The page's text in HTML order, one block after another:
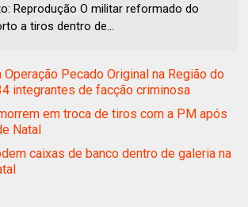
Reprodução O militar reformado do
a tiros dentro de...
Operação Pecado Original na Região do
integrantes de facção criminosa
em troca de tiros com a PM após
Natal
caixas de banco dentro de galeria na